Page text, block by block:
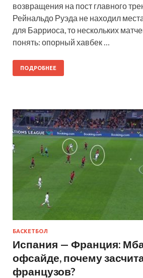
возвращения на пост главного
Рейнальдо Руэда не находил
для Барриоса, то нескольких
понять: опорный хавбек …
ПОДРОБНЕЕ
БАСКЕТБОЛ
Испания — Франция:
офсайде, почему
французов?